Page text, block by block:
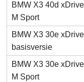
BMW X3 40d xDrive
M Sport
BMW X3 30e xDrive
basisversie
BMW X3 30e xDrive
M Sport